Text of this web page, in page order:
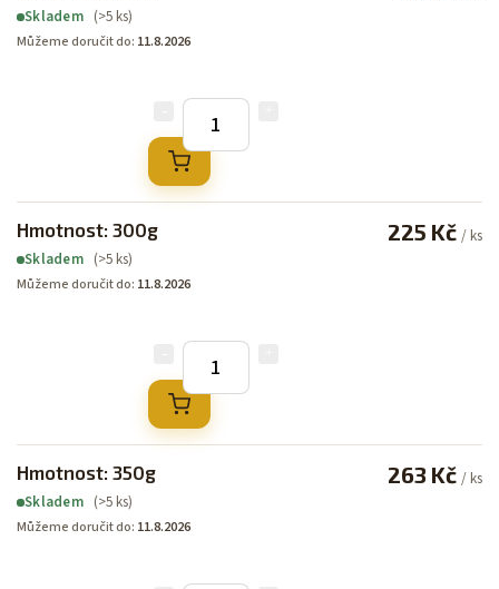
Skladem (>5 ks)
Můžeme doručit do: 11.8.2026
Hmotnost: 300g
Skladem (>5 ks)
Můžeme doručit do: 11.8.2026
225 Kč / ks
Hmotnost: 350g
Skladem (>5 ks)
Můžeme doručit do: 11.8.2026
263 Kč / ks